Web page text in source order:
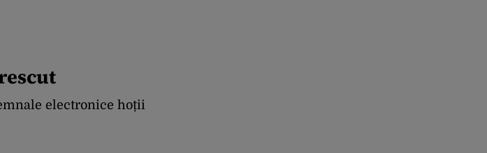
electronice hoții